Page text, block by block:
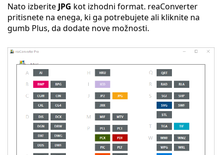
Nato izberite JPG kot izhodni format. reaConverter
pritisnete na enega, ki ga potrebujete ali kliknite na
gumb Plus, da dodate nove možnosti.